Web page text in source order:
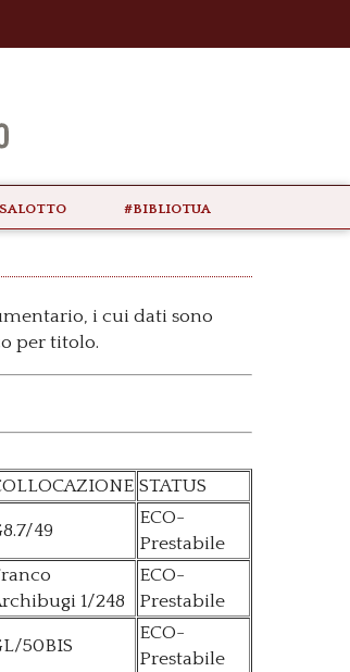
#bibliotua
i cui dati sono
per titolo.
STATUS
49
ECO-
Prestabile
1/248
ECO-
Prestabile
50BIS
ECO-
Prestabile